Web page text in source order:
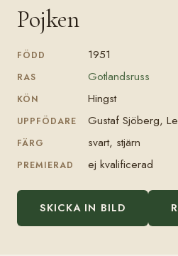
Pojken
FÖDD 1951
RAS Gotlandsruss
KÖN Hingst
UPPFÖDARE Gustaf Sjöberg,
FÄRG svart, stjärn
PREMIERAD ej kvalificerad
SKICKA IN BILD